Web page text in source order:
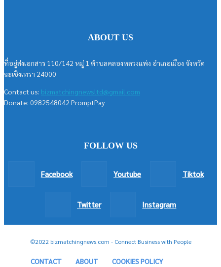
ABOUT US
ที่อยู่ส่งเอกสาร 110/142 หมู่ 1 ตำบลคลองหลวงแพ่ง อำเภอเมือง จังหวัด
ฉะเชิงเทรา 24000
Contact us: bizmatchingnewsltd@gmail.com
Donate: 0982548042 PromptPay
FOLLOW US
Facebook Youtube Tiktok
Twitter Instagram
©2022 bizmatchingnews.com - Connect Business with People
CONTACT ABOUT COOKIES POLICY